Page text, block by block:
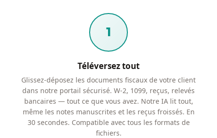
1
Téléversez tout
Glissez-déposez les documents fiscaux de votre client
dans notre portail sécurisé. W-2, 1099, reçus, relevés
bancaires — tout ce que vous avez. Notre IA lit tout,
même les notes manuscrites et les reçus froissés. En
30 secondes. Compatible avec tous les formats de
fichiers.